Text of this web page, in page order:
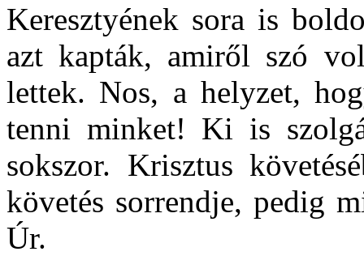
Keresztyének sora is
azt kapták, amiről szó
lettek. Nos, a helyzet,
tenni minket! Ki is
sokszor. Krisztus
követés sorrendje, pedig
Úr.